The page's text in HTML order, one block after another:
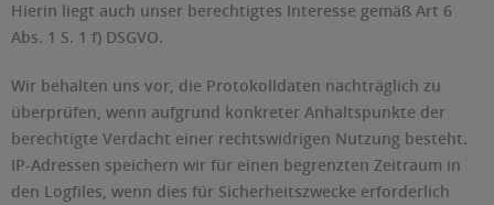
Hierin liegt auch unser berechtigtes Interesse gemäß Art 6
Abs. 1 S. 1 f) DSGVO.
Wir behalten uns vor, die Protokolldaten nachträglich zu
überprüfen, wenn aufgrund konkreter Anhaltspunkte der
berechtigte Verdacht einer rechtswidrigen Nutzung besteht.
IP-Adressen speichern wir für einen begrenzten Zeitraum in
den Logfiles, wenn dies für Sicherheitszwecke erforderlich